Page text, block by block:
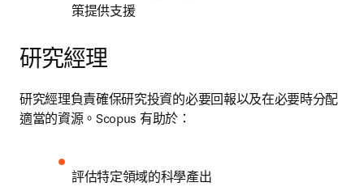
策提供支援
研究經理
研究經理負責確保研究投資的必要回報以及在必要時分配
適當的資源。Scopus 有助於：
評估特定領域的科學產出